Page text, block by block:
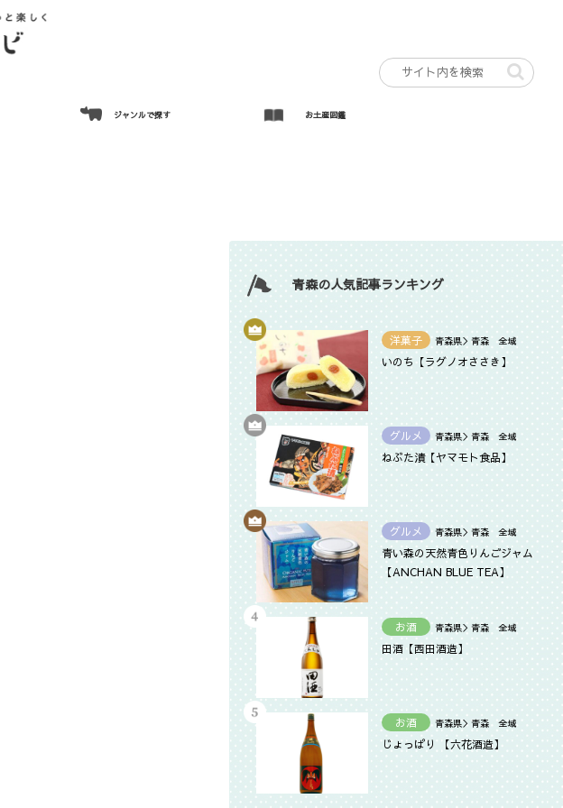
ジャンルで探す お土産図鑑
青森の人気記事ランキング
洋菓子 青森県＞青森 全域
いのち【ラグノオささき】
グルメ 青森県＞青森 全域
ねぶた漬【ヤマモト食品】
グルメ 青森県＞青森 全域
青い森の天然青色りんごジャム
【ANCHAN BLUE TEA】
お酒 青森県＞青森 全域
田酒【西田酒造】
お酒 青森県＞青森 全域
じょっぱり 【六花酒造】